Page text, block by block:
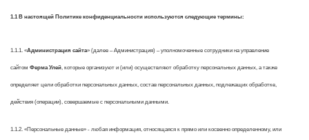
1.1 В настоящей Политике конфиденциальности используются следующие термины:
1.1.1. «Администрация сайта» (далее – Администрация) – уполномоченные сотрудники на управление
сайтом Ферма Улей, которые организуют и (или) осуществляют обработку персональных данных, а также
определяет цели обработки персональных данных, состав персональных данных, подлежащих обработке,
действия (операции), совершаемые с персональными данными.
1.1.2. «Персональные данные» - любая информация, относящаяся к прямо или косвенно определенному, или